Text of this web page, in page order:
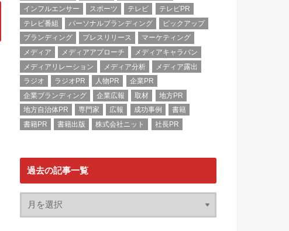
インフルエンサー
スポーツ テレビ
テレビPR
テレビ番組
パーソナルブランディング
ピックアップ
ブランディング
プレスリリース
マーケティング
メディア
メディアアプローチ
メディアキャラバン
メディアリレーション
メディア分析
メディア露出
ラジオ
ラジオPR 人物PR
企業PR
企業ブランディング
企業広報 取材
地方PR
地方自治体PR
専門家 広報 成功事例
書籍
書籍PR
書籍出版 株式会社ニット 社長PR
過去の記事一覧